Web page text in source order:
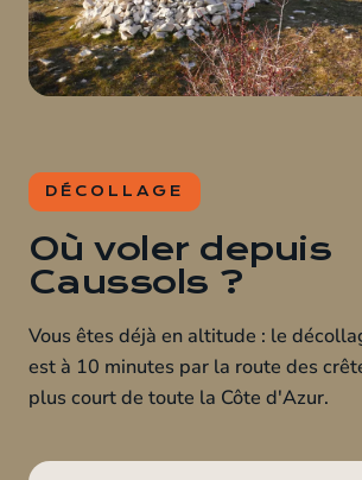
DÉCOLLAGE
Où voler depuis
Caussols ?
Vous êtes déjà en altitude : le
est à 10 minutes par la route des
plus court de toute la Côte d'Azur.